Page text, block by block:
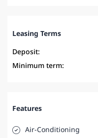
Leasing Terms
Deposit:
Minimum term:
Features
Air-Conditioning